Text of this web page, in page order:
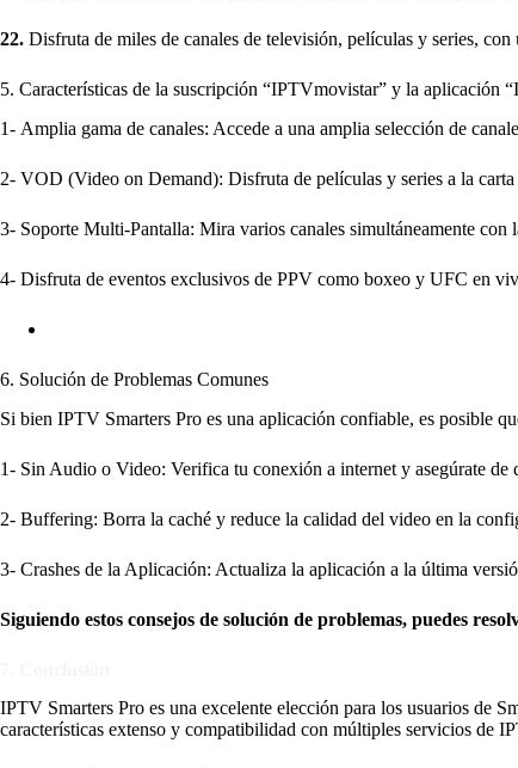
22. Disfruta de miles de canales de televisión, películas y series,
5. Características de la suscripción “IPTVmovistar” y la aplicación
1- Amplia gama de canales: Accede a una amplia selección de
2- VOD (Video on Demand): Disfruta de películas y series a la
3- Soporte Multi-Pantalla: Mira varios canales simultáneamente con
4- Disfruta de eventos exclusivos de PPV como boxeo y UFC en
6. Solución de Problemas Comunes
Si bien IPTV Smarters Pro es una aplicación confiable, es posible
1- Sin Audio o Video: Verifica tu conexión a internet y asegúrate de
2- Buffering: Borra la caché y reduce la calidad del video en la
3- Crashes de la Aplicación: Actualiza la aplicación a la última
Siguiendo estos consejos de solución de problemas, puedes
IPTV Smarters Pro es una excelente elección para los usuarios de
características extenso y compatibilidad con múltiples servicios de